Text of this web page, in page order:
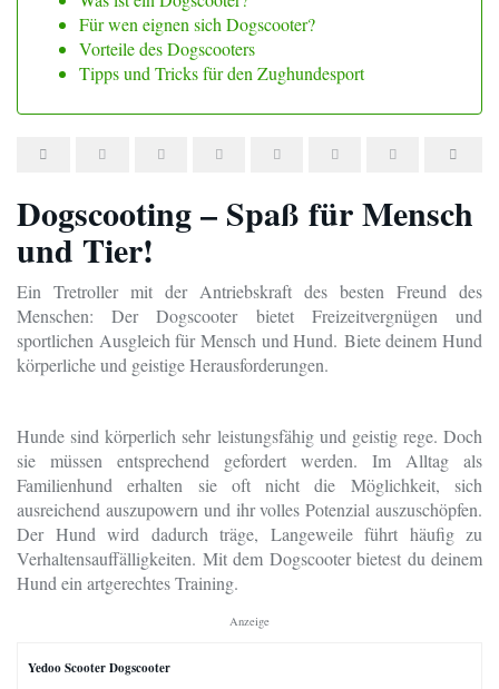
Für wen eignen sich Dogscooter?
Vorteile des Dogscooters
Tipps und Tricks für den Zughundesport
Dogscooting – Spaß für Mensch
und Tier!
Ein Tretroller mit der Antriebskraft des besten Freund des
Menschen: Der Dogscooter bietet Freizeitvergnügen und
sportlichen Ausgleich für Mensch und Hund. Biete deinem Hund
körperliche und geistige Herausforderungen.
Hunde sind körperlich sehr leistungsfähig und geistig rege. Doch
sie müssen entsprechend gefordert werden. Im Alltag als
Familienhund erhalten sie oft nicht die Möglichkeit, sich
ausreichend auszupowern und ihr volles Potenzial auszuschöpfen.
Der Hund wird dadurch träge, Langeweile führt häufig zu
Verhaltensauffälligkeiten. Mit dem Dogscooter bietest du deinem
Hund ein artgerechtes Training.
Anzeige
Yedoo Scooter Dogscooter